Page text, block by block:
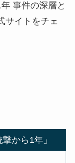
事件の深層と
サイトをチェ
から1年」